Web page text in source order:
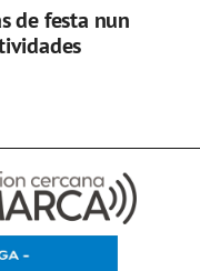
de festa nun